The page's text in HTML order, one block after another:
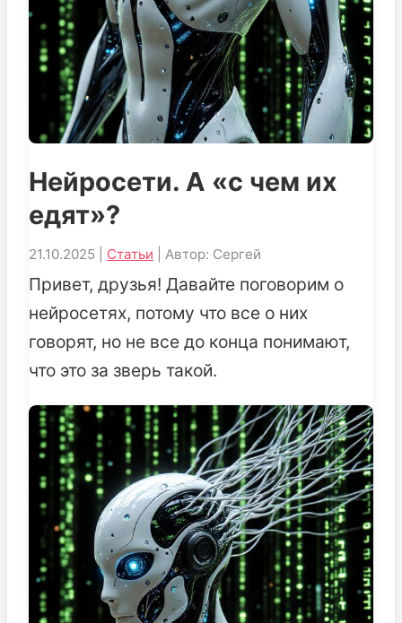
Нейросети. А «с чем их
едят»?
21.10.2025 | Статьи | Автор: Сергей
Привет, друзья! Давайте поговорим о
нейросетях, потому что все о них
говорят, но не все до конца понимают,
что это за зверь такой.